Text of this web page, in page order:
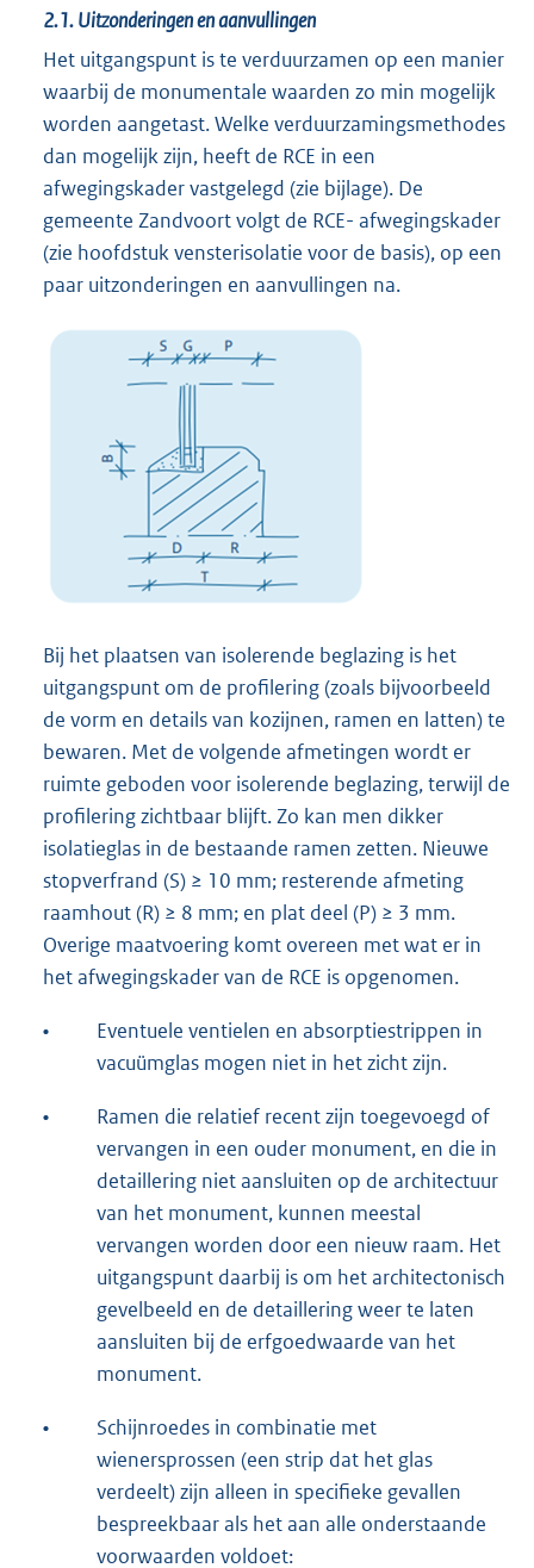
2.1.Uitzonderingen en aanvullingen
Het uitgangspunt is te verduurzamen op een manier
waarbij de monumentale waarden zo min mogelijk
worden aangetast. Welke verduurzamingsmethodes
dan mogelijk zijn, heeft de RCE in een
afwegingskader vastgelegd (zie bijlage). De
gemeente Zandvoort volgt de RCE- afwegingskader
(zie hoofdstuk vensterisolatie voor de basis), op een
paar uitzonderingen en aanvullingen na.
Bij het plaatsen van isolerende beglazing is het
uitgangspunt om de profilering (zoals bijvoorbeeld
de vorm en details van kozijnen, ramen en latten) te
bewaren. Met de volgende afmetingen wordt er
ruimte geboden voor isolerende beglazing, terwijl de
profilering zichtbaar blijft. Zo kan men dikker
isolatieglas in de bestaande ramen zetten. Nieuwe
stopverfrand (S) ≥ 10 mm; resterende afmeting
raamhout (R) ≥ 8 mm; en plat deel (P) ≥ 3 mm.
Overige maatvoering komt overeen met wat er in
het afwegingskader van de RCE is opgenomen.
•
Eventuele ventielen en absorptiestrippen in
vacuümglas mogen niet in het zicht zijn.
•
Ramen die relatief recent zijn toegevoegd of
vervangen in een ouder monument, en die in
detaillering niet aansluiten op de architectuur
van het monument, kunnen meestal
vervangen worden door een nieuw raam. Het
uitgangspunt daarbij is om het architectonisch
gevelbeeld en de detaillering weer te laten
aansluiten bij de erfgoedwaarde van het
monument.
•
Schijnroedes in combinatie met
wienersprossen (een strip dat het glas
verdeelt) zijn alleen in specifieke gevallen
bespreekbaar als het aan alle onderstaande
voorwaarden voldoet: